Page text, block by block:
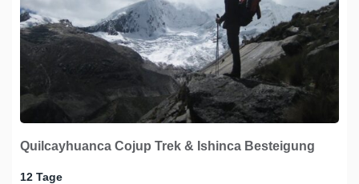
Quilcayhuanca Cojup Trek & Ishinca Besteigung
12 Tage